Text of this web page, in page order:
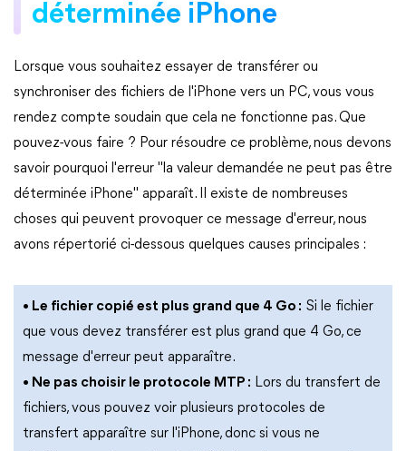
déterminée iPhone
Lorsque vous souhaitez essayer de transférer ou
synchroniser des fichiers de l'iPhone vers un PC, vous vous
rendez compte soudain que cela ne fonctionne pas. Que
pouvez-vous faire ? Pour résoudre ce problème, nous devons
savoir pourquoi l'erreur "la valeur demandée ne peut pas être
déterminée iPhone" apparaît. Il existe de nombreuses
choses qui peuvent provoquer ce message d'erreur, nous
avons répertorié ci-dessous quelques causes principales :
• Le fichier copié est plus grand que 4 Go : Si le fichier
que vous devez transférer est plus grand que 4 Go, ce
message d'erreur peut apparaître.
• Ne pas choisir le protocole MTP : Lors du transfert de
fichiers, vous pouvez voir plusieurs protocoles de
transfert apparaître sur l'iPhone, donc si vous ne